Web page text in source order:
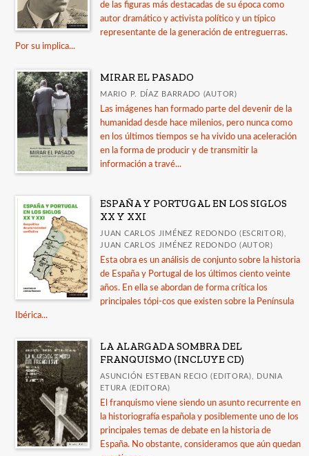
de las figuras más destacadas de su época como
autor dramático y activista político y un típico
representante de la generación de entreguerras.
Por su implica...
MIRAR EL PASADO
MARIO P. DÍAZ BARRADO (AUTOR)
Las imágenes han formado parte del devenir de la
humanidad desde hace milenios, pero nunca como
en los últimos tiempos se ha vivido una aceleración
en la forma de producir y de transmitir la
información a travé...
ESPAÑA Y PORTUGAL EN LOS SIGLOS
XX Y XXI
JUAN CARLOS JIMÉNEZ REDONDO (ESCRITOR),
JUAN CARLOS JIMÉNEZ REDONDO (AUTOR)
Esta obra es un análisis de conjunto sobre la historia
de España y Portugal de los últimos ciento veinte
años. En ella se abordan de forma crítica los
principales tópi-cos que existen sobre la Península
Ibérica...
LA ALARGADA SOMBRA DEL
FRANQUISMO (INCLUYE CD)
ASUNCIÓN ESTEBAN RECIO (EDITORA), DUNIA
ETURA (EDITORA)
El franquismo viene siendo un asunto recurrente en
la historiografía española y posiblemente uno de los
principales temas de debate en la historia de
España. No obstante, consideramos que aún quedan